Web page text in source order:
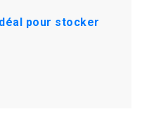
pour stocker